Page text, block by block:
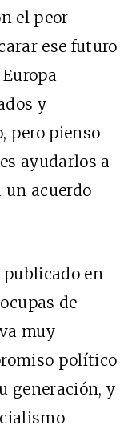
el peor
ese futuro
y
pero pienso
ayudarlos a
un acuerdo
publicado en
de
muy
político
generación, y